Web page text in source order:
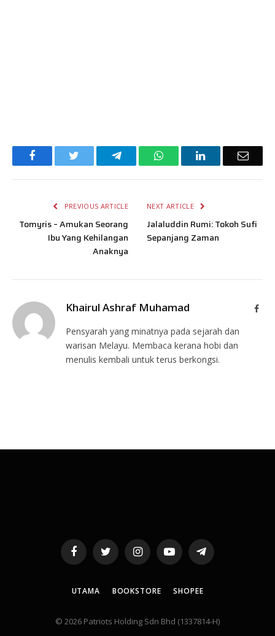
Facebook TelegramWhatsAppLinkedIn Email
PREVIOUS ARTICLE
Tomyris – Amukan Seorang
Ibu Yang Kehilangan
Anaknya
NEXT ARTICLE
Jalaluddin Rumi: Tokoh Sufi
Sepanjang Zaman
Khairul Ashraf Muhamad
Pensyarah yang minatnya pada sejarah dan
warisan Melayu. Membaca kerana hobi dan
menulis kembali untuk terus berkongsi.
FacebookTwitter InstagramYouTubeTelegram
UTAMA BOOKSTORE SHOPEE
© 2026 Patriots Holding Sdn Bhd (1337814-H)